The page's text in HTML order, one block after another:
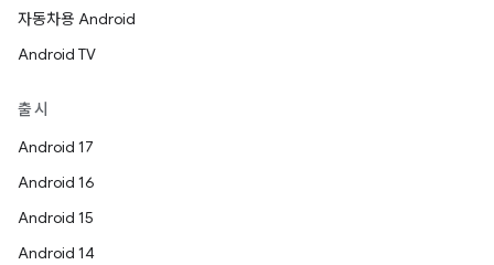
자동차용 Android
Android TV
출시
Android 17
Android 16
Android 15
Android 14